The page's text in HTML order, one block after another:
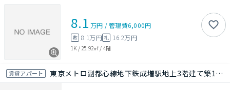
8.1 万円 /管理費6,000円
敷 8.1万円礼 16.2万円
1K / 25.92㎡ / 4階
賃貸アパート 東京メトロ副都心線地下鉄成増駅地上3階建て築1年未満